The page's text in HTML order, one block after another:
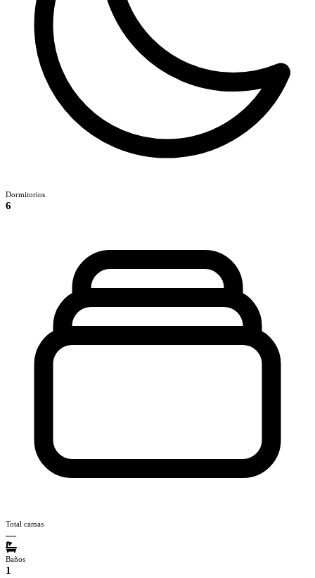
Dormitorios
6
Total camas
—
Baños
1